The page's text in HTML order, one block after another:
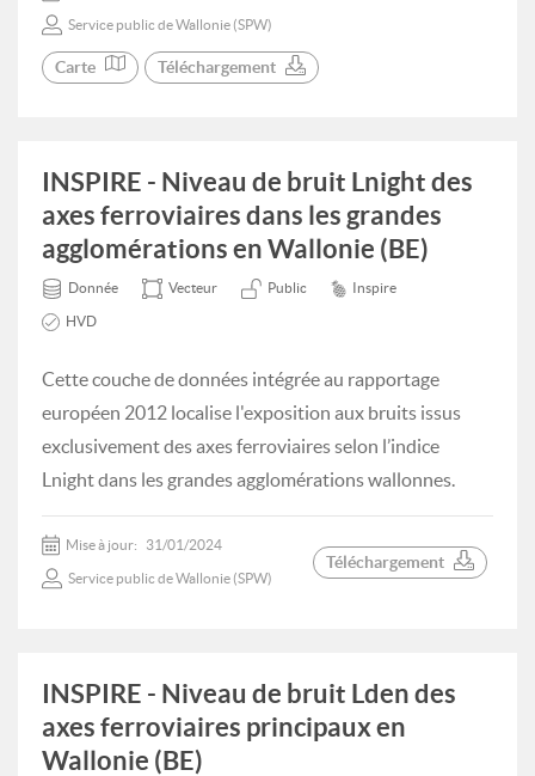
Service public de Wallonie (SPW)
Carte Téléchargement
INSPIRE - Niveau de bruit Lnight des
axes ferroviaires dans les grandes
agglomérations en Wallonie (BE)
Donnée Vecteur Public Inspire
HVD
Cette couche de données intégrée au rapportage
européen 2012 localise l'exposition aux bruits issus
exclusivement des axes ferroviaires selon l’indice
Lnight dans les grandes agglomérations wallonnes.
Mise à jour: 31/01/2024
Service public de Wallonie (SPW)
Téléchargement
INSPIRE - Niveau de bruit Lden des
axes ferroviaires principaux en
Wallonie (BE)